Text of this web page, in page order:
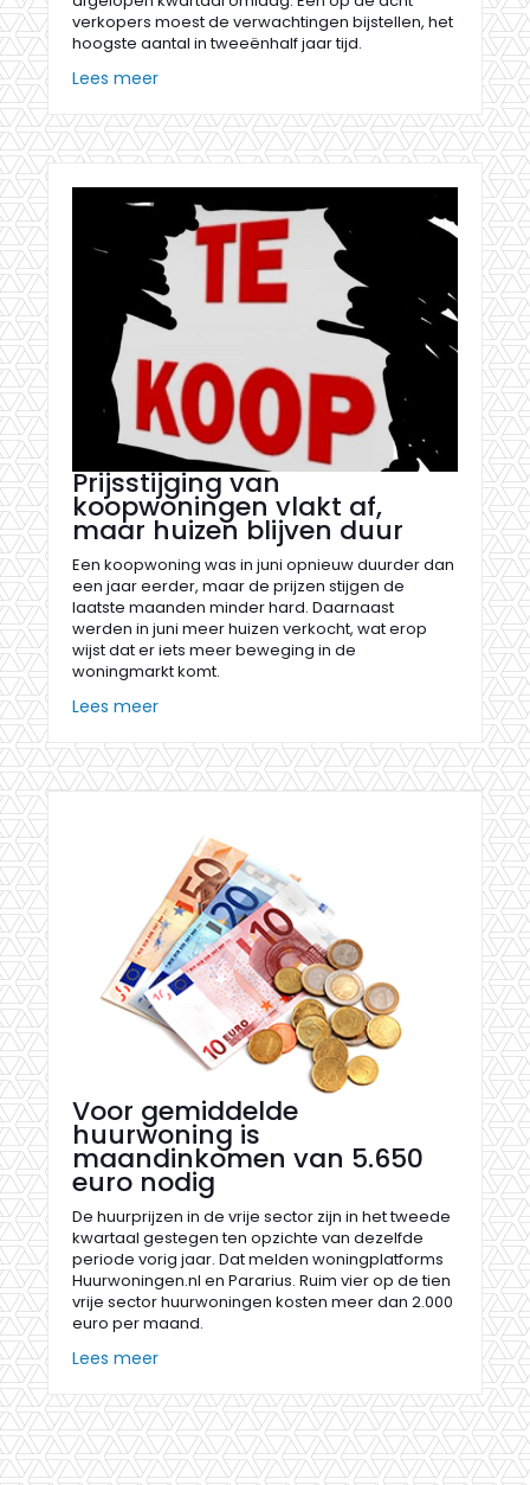
verkopers moest de verwachtingen bijstellen, het
hoogste aantal in tweeënhalf jaar tijd.
Lees meer
Prijsstijging van
koopwoningen vlakt af,
maar huizen blijven duur
Een koopwoning was in juni opnieuw duurder dan
een jaar eerder, maar de prijzen stijgen de
laatste maanden minder hard. Daarnaast
werden in juni meer huizen verkocht, wat erop
wijst dat er iets meer beweging in de
woningmarkt komt.
Lees meer
Voor gemiddelde
huurwoning is
maandinkomen van 5.650
euro nodig
De huurprijzen in de vrije sector zijn in het tweede
kwartaal gestegen ten opzichte van dezelfde
periode vorig jaar. Dat melden woningplatforms
Huurwoningen.nl en Pararius. Ruim vier op de tien
vrije sector huurwoningen kosten meer dan 2.000
euro per maand.
Lees meer